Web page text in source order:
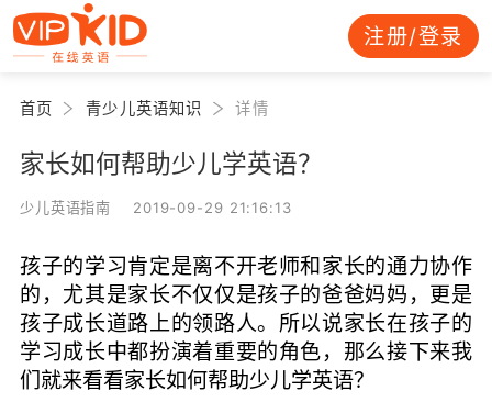
注册/登录
首页 青少儿英语知识 详情
家长如何帮助少儿学英语？
少儿英语指南 2019-09-29 21:16:13
孩子的学习肯定是离不开老师和家长的通力协作
的，尤其是家长不仅仅是孩子的爸爸妈妈，更是
孩子成长道路上的领路人。所以说家长在孩子的
学习成长中都扮演着重要的角色，那么接下来我
们就来看看家长如何帮助少儿学英语？